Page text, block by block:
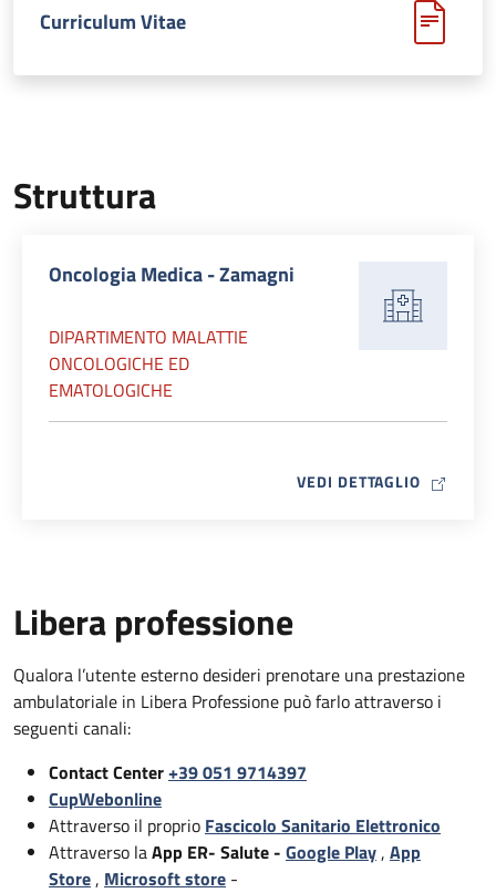
Curriculum Vitae
Struttura
Oncologia Medica - Zamagni
DIPARTIMENTO MALATTIE
ONCOLOGICHE ED
EMATOLOGICHE
VEDI DETTAGLIO MAP ICON
Libera professione
Qualora l’utente esterno desideri prenotare una prestazione
ambulatoriale in Libera Professione può farlo attraverso i
seguenti canali:
Contact Center+39 051 9714397
CupWebonline
Attraverso il proprio Fascicolo Sanitario Elettronico
Attraverso laApp ER- Salute - Google Play, App
Store, Microsoft store -